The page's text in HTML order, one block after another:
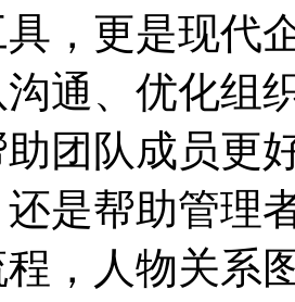
具，更是现代
沟通、优化组
助团队成员更
还是帮助管理
，人物关系